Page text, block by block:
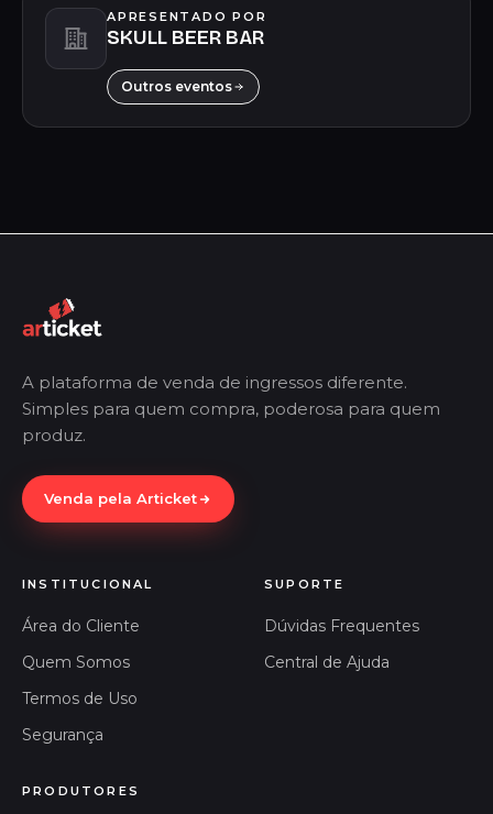
APRESENTADO POR
SKULL BEER BAR
Outros eventos
A plataforma de venda de ingressos diferente.
Simples para quem compra, poderosa para quem
produz.
Venda pela Articket
INSTITUCIONAL
Área do Cliente
Quem Somos
Termos de Uso
Segurança
SUPORTE
Dúvidas Frequentes
Central de Ajuda
PRODUTORES